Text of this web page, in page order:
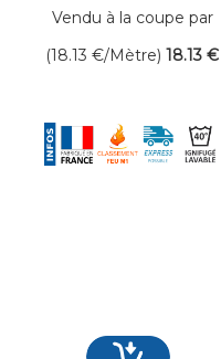
Vendu à la coupe par
(18.13 €/Mètre) 18.13 €